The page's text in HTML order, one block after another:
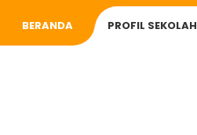
BERANDA PROFIL SEKOLAH